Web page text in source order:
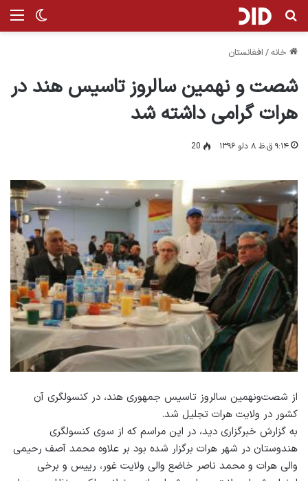
تغییر جستجو برای
خانه/ افغانستان
شصت و نهمین سالروز تاسیس هند در
هرات گرامی داشته شد
۹:۱۴ ق.ظ ۸ دلو ۱۳۹۶ 20
از شصت‌ونهمین سالروز تاسیس جمهوری هند، در کنسولگری آن
کشور در ولایت هرات تجلیل شد.
به گزارش خبرگزاری دید، در این مراسم که از سوی کنسولگری
هندوستان در شهر هرات برگزار شده بود بر علاوه محمد آصف رحیمی
والی هرات و محمد ناصر خاضع والی ولایت غور، رییس و برخی